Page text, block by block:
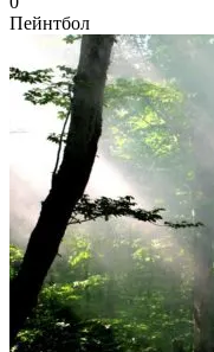
Пейнтбол